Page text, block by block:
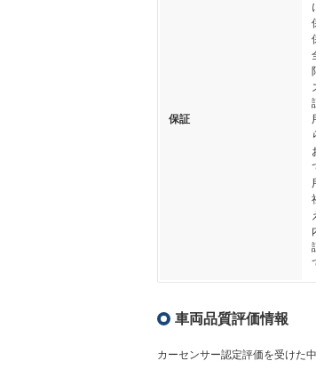
保証
車両品質評価情報
カーセンサー認定評価を受けた中